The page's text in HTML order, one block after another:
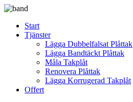
Skip
contentStart
Tjänster
Lägga Dubbelfalsat Plåttak
Lägga Bandtäckt Plåttak
Måla Takplåt
Renovera Plåttak
Lägga Korrugerad Takplåt
Offert